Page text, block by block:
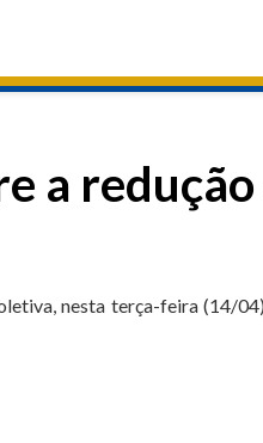
a redução
nesta terça-feira (14/